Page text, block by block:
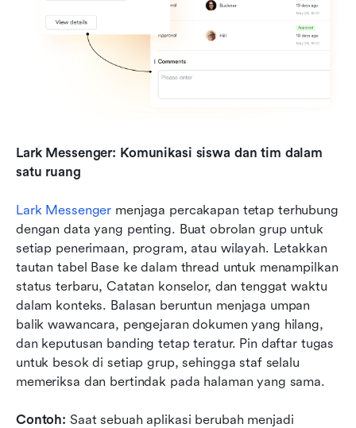
Lark Messenger: Komunikasi siswa dan tim dalam
satu ruang
Lark Messenger menjaga percakapan tetap terhubung
dengan data yang penting. Buat obrolan grup untuk
setiap penerimaan, program, atau wilayah. Letakkan
tautan tabel Base ke dalam thread untuk menampilkan
status terbaru, Catatan konselor, dan tenggat waktu
dalam konteks. Balasan beruntun menjaga umpan
balik wawancara, pengejaran dokumen yang hilang,
dan keputusan banding tetap teratur. Pin daftar tugas
untuk besok di setiap grup, sehingga staf selalu
memeriksa dan bertindak pada halaman yang sama.
Contoh: Saat sebuah aplikasi berubah menjadi